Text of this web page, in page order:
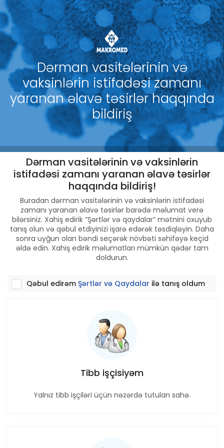
Dərman vasitələrinin və
vaksinlərin istifadəsi zamanı
yaranan əlavə təsirlər haqqında
bildiriş
Dərman vasitələrinin və vaksinlərin
istifadəsi zamanı yaranan əlavə təsirlər
haqqında bildiriş!
Buradan dərman vasitələrinin və vaksinlərin istifadəsi
zamanı yaranan əlavə təsirlər barədə məlumat verə
bilərsiniz. Xahiş edirik “Şərtlər və qaydalar” mətnini oxuyub
tanış olun və qəbul etdiyinizi işarə edərək təsdiqləyin. Daha
sonra uyğun olan bəndi seçərək növbəti səhifəyə keçid
əldə edin. Xahiş edirik məlumatları mümkün qədər tam
doldurun.
Qəbul edirəm Şərtlər və Qaydalar ilə tanış oldum
Tibb işçisiyəm
Yalnız tibb işçiləri üçün nəzərdə tutulan sahə.